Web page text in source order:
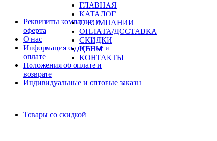
ГЛАВНАЯ
КАТАЛОГ
О КОМПАНИИ
ОПЛАТА/ДОСТАВКА
СКИДКИ
ЦЕНЫ
КОНТАКТЫ
Реквизиты компании и
оферта
О нас
Информация о доставке и
оплате
Положения об оплате и
возврате
Индивидуальные и оптовые заказы
Товары со скидкой